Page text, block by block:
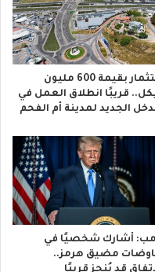
استثمار بقيمة 600 مليون
قريبًا انطلاق العمل في
الجديد لمدينة أم الفحم
أشارك شخصيًا في
مضيق هرمز..
قد يُنجز قريبًا